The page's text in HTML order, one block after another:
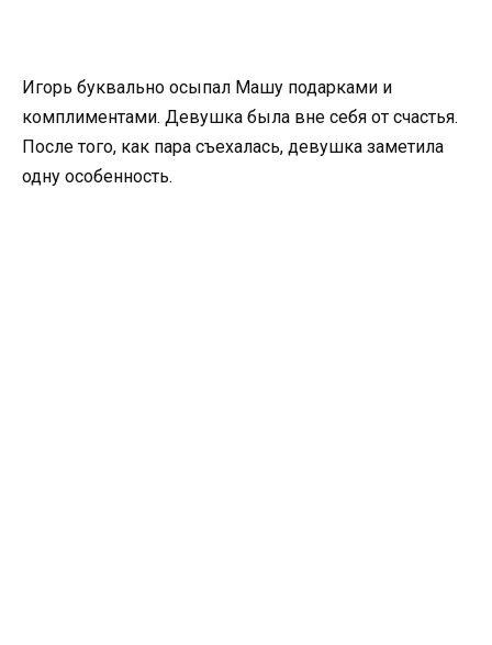
Игорь буквально осыпал Машу подарками и
комплиментами. Девушка была вне себя от счастья.
После того, как пара съехалась, девушка заметила
одну особенность.